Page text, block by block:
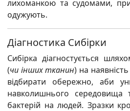
лихоманкою та судомами,
одужують.
Діагностика Сибірки
Сибірка діагностується
(чи інших тканин) на
відбирати обережно, аби
навколишнього середовища
бактерій на людей. Зразки